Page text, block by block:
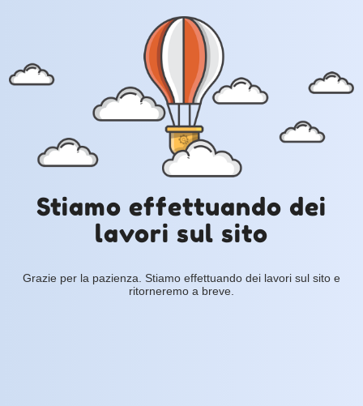
Stiamo effettuando dei
lavori sul sito
Grazie per la pazienza. Stiamo effettuando dei lavori sul sito e
ritorneremo a breve.